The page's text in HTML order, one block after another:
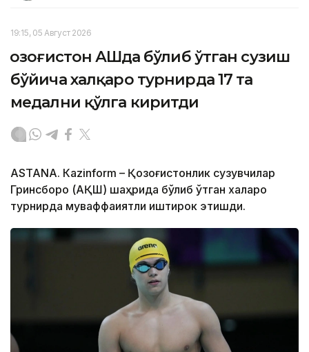
19:15, 05 Август 2026
Қозоғистон АҚШда бўлиб ўтган сузиш
бўйича халқаро турнирда 17 та
медални қўлга киритди
ASTANА. Кazinform – Қозоғистонлик сузувчилар
Гринсборо (АҚШ) шаҳрида бўлиб ўтган халқаро
турнирда муваффақиятли иштирок этишди.